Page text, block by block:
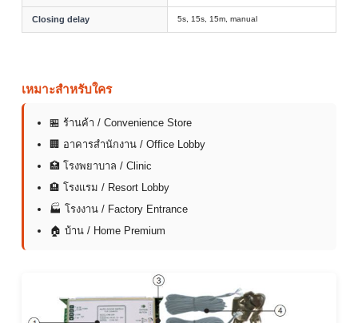
Closing delay 5s, 15s, 15m, manual
เหมาะสำหรับใคร
🏪 ร้านค้า / Convenience Store
🏢 อาคารสำนักงาน / Office Lobby
🏥 โรงพยาบาล / Clinic
🏨 โรงแรม / Resort Lobby
🏭 โรงงาน / Factory Entrance
🏠 บ้าน / Home Premium